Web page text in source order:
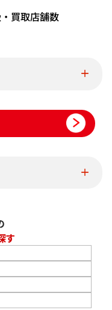
買取店舗数
す